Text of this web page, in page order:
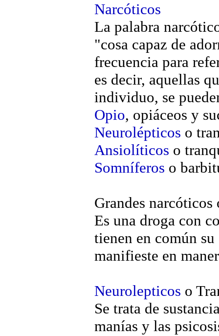
Narcóticos
La palabra
"cosa capaz de
frecuencia para
es decir, aquellas
individuo, se
Opio, opiáceos y
Neurolépticos o
Ansiolíticos o
Somníferos o
Grandes
Es una droga con
tienen en común
manifieste en
Neurolepticos o
Se trata de
manías y las